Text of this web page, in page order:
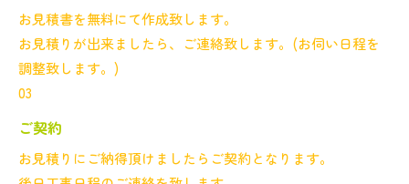
お見積書を無料にて作成致します。
お見積りが出来ましたら、ご連絡致します。(お伺い日程を
調整致します。)
03
ご契約
お見積りにご納得頂けましたらご契約となります。